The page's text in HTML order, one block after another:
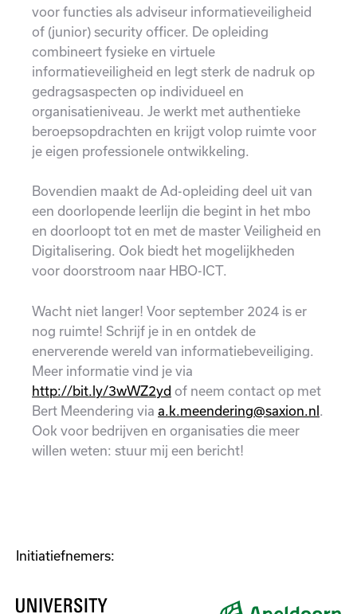
voor functies als adviseur informatieveiligheid
of (junior) security officer. De opleiding
combineert fysieke en virtuele
informatieveiligheid en legt sterk de nadruk op
gedragsaspecten op individueel en
organisatieniveau. Je werkt met authentieke
beroepsopdrachten en krijgt volop ruimte voor
je eigen professionele ontwikkeling.
Bovendien maakt de Ad-opleiding deel uit van
een doorlopende leerlijn die begint in het mbo
en doorloopt tot en met de master Veiligheid en
Digitalisering. Ook biedt het mogelijkheden
voor doorstroom naar HBO-ICT.
Wacht niet langer! Voor september 2024 is er
nog ruimte! Schrijf je in en ontdek de
enerverende wereld van informatiebeveiliging.
Meer informatie vind je via
http://bit.ly/3wWZ2yd of neem contact op met
Bert Meendering via a.k.meendering@saxion.nl
Ook voor bedrijven en organisaties die meer
willen weten: stuur mij een bericht!
Initiatiefnemers: